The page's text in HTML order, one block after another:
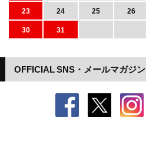
OFFICIAL SNS・メールマガジン
23
24 25 26
30
31